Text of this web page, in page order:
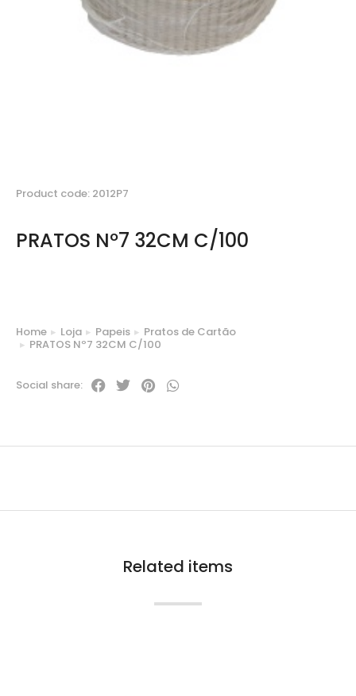
Product code: 2012P7
PRATOS Nº7 32CM C/100
You are here:
Home Loja Papeis
Pratos de Cartão
PRATOS Nº7 32CM C/100
Social share:
Related items